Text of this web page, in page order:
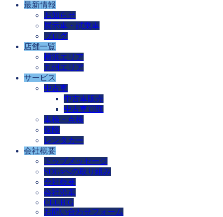
最新情報
お知らせ
展示車・試乗車
ブログ
店舗一覧
横浜エリア
九州エリア
サービス
中古車
中古車販売
中古車買取
車検・点検
保険
レンタカー
会社概要
トップメッセージ
SDGsへの取り組み
会社概要
会社沿革
CLUB G
お問い合わせフォーム